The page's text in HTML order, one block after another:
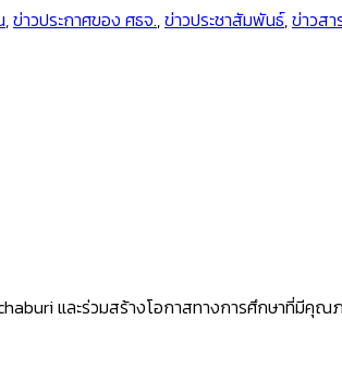
,ข่าวประกาศของ ศธจ.,ข่าวประชาสัมพันธ์,ข่าวส
และร่วมสร้างโอกาสทางการศึกษาที่มีคุณ